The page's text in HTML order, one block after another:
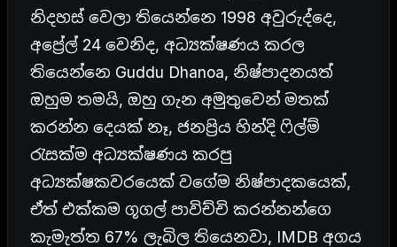
නිදහස් වෙලා තියෙන්නෙ 1998 අවුරුද්දෙ,
අප්‍රේල් 24 වෙනිද, අධ්‍යක්ෂණය කරල
තියෙන්නෙ Guddu Dhanoa, නිෂ්පාදනයත්
ඔහුම තමයි, ඔහු ගැන අමුතුවෙන් මතක්
කරන්න දෙයක් නෑ, ජනප්‍රිය හින්දි ෆිල්ම්
රැසක්ම අධ්‍යක්ෂණය කරපු
අධ්‍යක්ෂකවරයෙක් වගේම නිෂ්පාදකයෙක්,
ඒත් එක්කම ගූගල් පාවිච්චි කරන්නන්ගෙ
කැමැත්ත 67% ලැබිල තියෙනවා, IMDB අගය